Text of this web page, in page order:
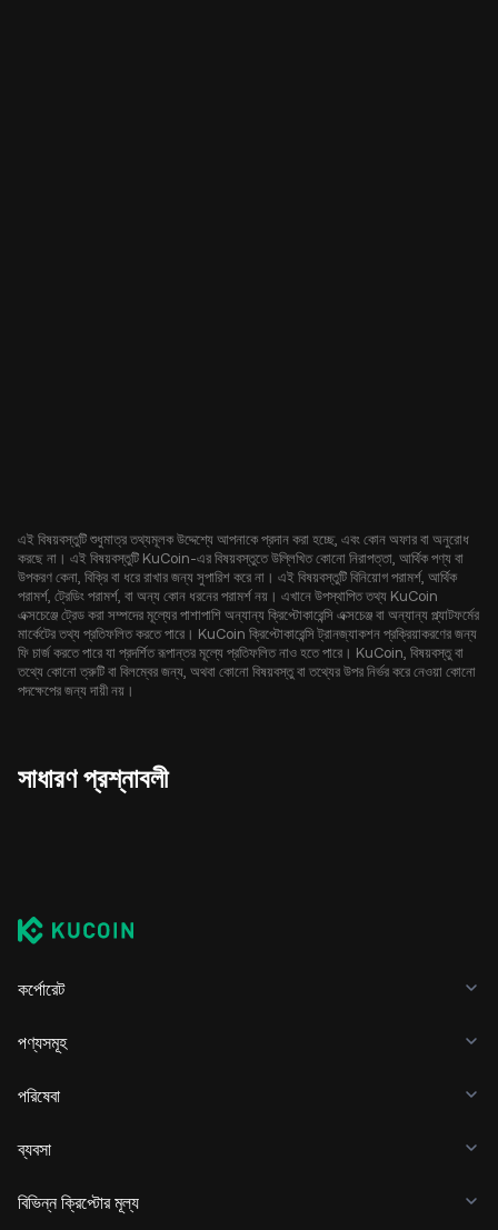
এই বিষয়বস্তুটি শুধুমাত্র তথ্যমূলক উদ্দেশ্যে আপনাকে প্রদান করা হচ্ছে, এবং কোন অফার বা অনুরোধ
করছে না। এই বিষয়বস্তুটি KuCoin-এর বিষয়বস্তুতে উল্লিখিত কোনো নিরাপত্তা, আর্থিক পণ্য বা
উপকরণ কেনা, বিক্রি বা ধরে রাখার জন্য সুপারিশ করে না। এই বিষয়বস্তুটি বিনিয়োগ পরামর্শ, আর্থিক
পরামর্শ, ট্রেডিং পরামর্শ, বা অন্য কোন ধরনের পরামর্শ নয়। এখানে উপস্থাপিত তথ্য KuCoin
এক্সচেঞ্জে ট্রেড করা সম্পদের মূল্যের পাশাপাশি অন্যান্য ক্রিপ্টোকারেন্সি এক্সচেঞ্জ বা অন্যান্য প্ল্যাটফর্মের
মার্কেটের তথ্য প্রতিফলিত করতে পারে। KuCoin ক্রিপ্টোকারেন্সি ট্রানজ্যাকশন প্রক্রিয়াকরণের জন্য
ফি চার্জ করতে পারে যা প্রদর্শিত রূপান্তর মূল্যে প্রতিফলিত নাও হতে পারে। KuCoin, বিষয়বস্তু বা
তথ্যে কোনো ত্রুটি বা বিলম্বের জন্য, অথবা কোনো বিষয়বস্তু বা তথ্যের উপর নির্ভর করে নেওয়া কোনো
পদক্ষেপের জন্য দায়ী নয়।
সাধারণ প্রশ্নাবলী
কর্পোরেট
পণ্যসমূহ
পরিষেবা
ব্যবসা
বিভিন্ন ক্রিপ্টোর মূল্য